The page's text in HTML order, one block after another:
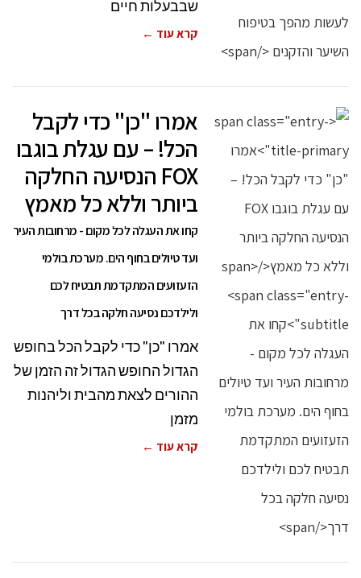
שבבעלות חיים
קרא עוד ←
אמרו "כן" כדי לקבל
הכל! – עם עגלת בוגבו
FOX הנסיעה החלקה
ביותר וללא כל מאמץ
קחו את העגלה לכל מקום - מרחובות העיר
ועד טיולים בחוף הים. מערכת בולמי
הזעזועים המתקדמת תבטיח לכם
ולילדכם נסיעה חלקה בכל דרך
אמרו "כן" כדי לקבל הכל בחופש
הגדול החופש הגדול זה הזמן של
ההורים לצאת מהבית וליהנות
מזמן
קרא עוד ←